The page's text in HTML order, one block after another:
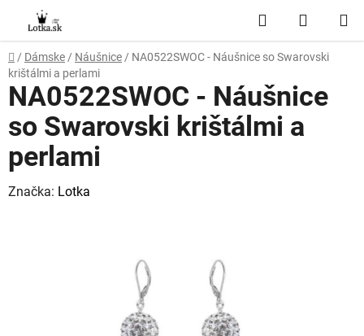
obsah
Hľadať
KOŠÍK
Domov
/ Dámske / Náušnice / NA0522SWOC - Náušnice so Swarovski
krištálmi a perlami
NA0522SWOC - Náušnice
so Swarovski krištálmi a
perlami
Značka: Lotka